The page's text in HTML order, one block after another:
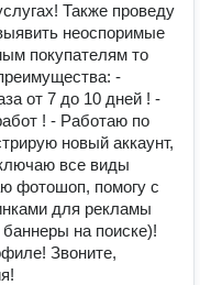
Также проведу
неоспоримые
покупателям то
-
от 7 до 10 дней ! -
! - Работаю по
новый аккаунт,
все виды
фотошоп, помогу с
для рекламы
баннеры на поиске)!
Звоните,